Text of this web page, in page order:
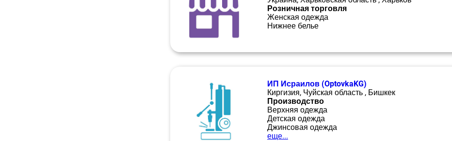
Розничная торговля
Женская одежда
Нижнее белье
ИП Исраилов (OptovkaKG)
Киргизия, Чуйская область , Бишкек
Производство
Верхняя одежда
Детская одежда
Джинсовая одежда
еще...